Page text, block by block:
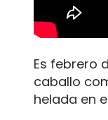
Es febrero
caballo
helada en